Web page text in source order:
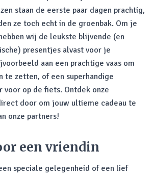
staan de eerste paar dagen prachtig,
ze toch echt in de groenbak. Om je
wij de leukste blijvende (en
presentjes alvast voor je
aan een prachtige vaas om
te zetten, of een superhandige
voor op de fiets. Ontdek onze
door om jouw ultieme cadeau te
onze partners!
een vriendin
speciale gelegenheid of een lief